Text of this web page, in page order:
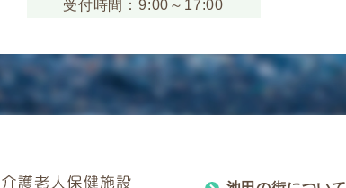
受付時間：9:00～17:00